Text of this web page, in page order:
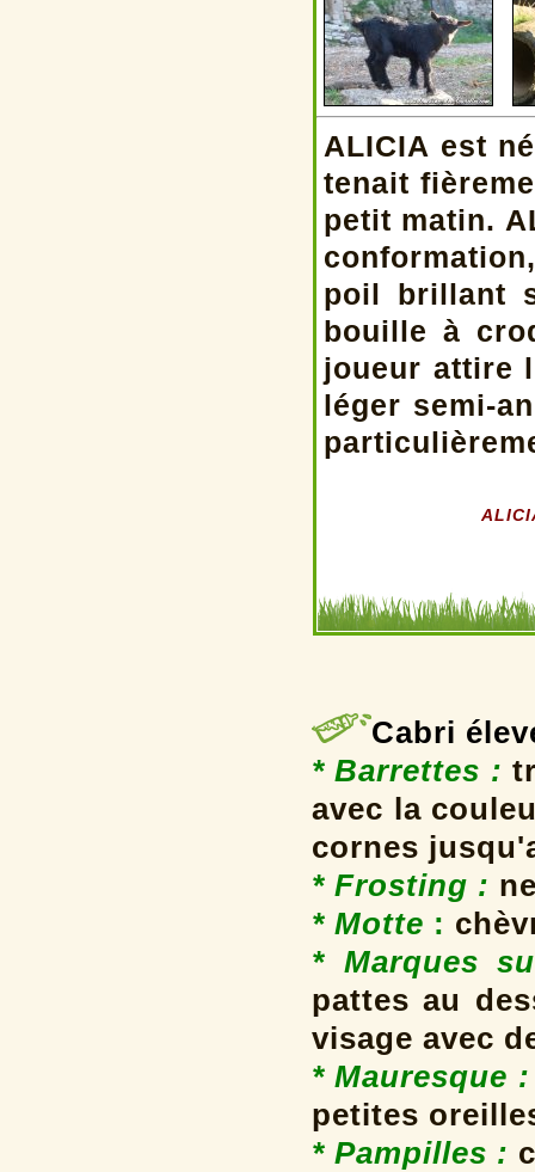
ALICIA est
tenait
petit matin.
poil brillant
bouille à
joueur attire
léger semi-
Cabri
* Barrettes :
avec la
cornes
* Frosting :
* Motte :
* Marques
pattes au
visage avec
* Mauresque :
petites
* Pampilles :